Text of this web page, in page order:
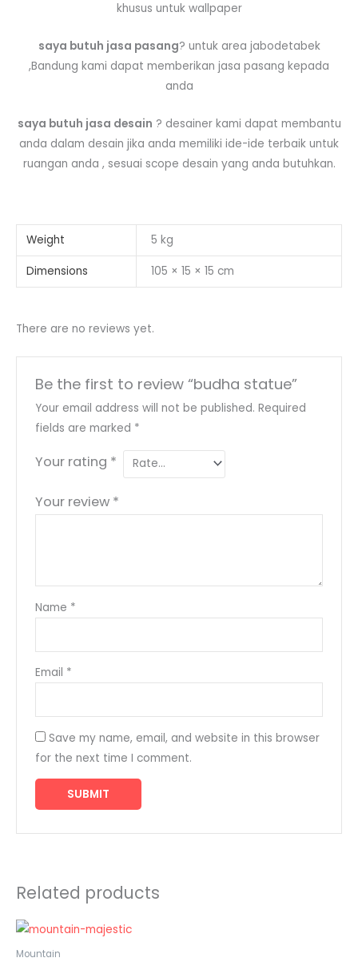
khusus untuk wallpaper
saya butuh jasa pasang? untuk area jabodetabek
,Bandung kami dapat memberikan jasa pasang kepada
anda
saya butuh jasa desain ? desainer kami dapat membantu
anda dalam desain jika anda memiliki ide-ide terbaik untuk
ruangan anda , sesuai scope desain yang anda butuhkan.
Weight 5 kg
Dimensions 105 × 15 × 15 cm
There are no reviews yet.
Be the first to review “budha statue”
Your email address will not be published. Required
fields are marked *
Your rating *
Your review *
Name *
Email *
Save my name, email, and website in this browser
for the next time I comment.
Related products
Mountain